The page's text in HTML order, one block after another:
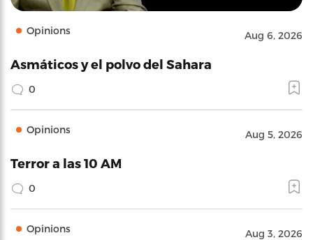
Opinions Aug 6, 2026
Asmáticos y el polvo del Sahara
0
Opinions Aug 5, 2026
Terror a las 10 AM
0
Opinions Aug 3, 2026